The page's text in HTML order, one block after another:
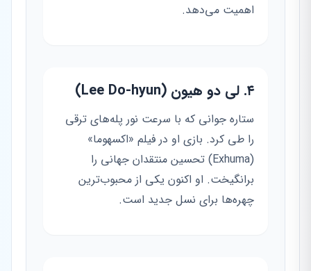
اهمیت می‌دهد.
۴. لی دو هیون (Lee Do-hyun)
ستاره جوانی که با سرعت نور پله‌های ترقی
را طی کرد. بازی او در فیلم «اکسهوما»
(Exhuma) تحسین منتقدان جهانی را
برانگیخت. او اکنون یکی از محبوب‌ترین
چهره‌ها برای نسل جدید است.